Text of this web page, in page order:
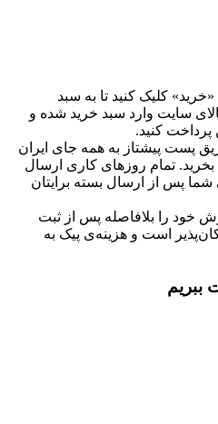
کلیک کنید تا به سبد
سایت وارد سبد خرید شده و
کنید.
پست پیشتاز به همه جای ایران
تمام روزهای کاری ارسال
پس از ارسال بسته برایتان
خود را بلافاصله پس از ثبت
است و هزینه‌ی پیک به
ببریم